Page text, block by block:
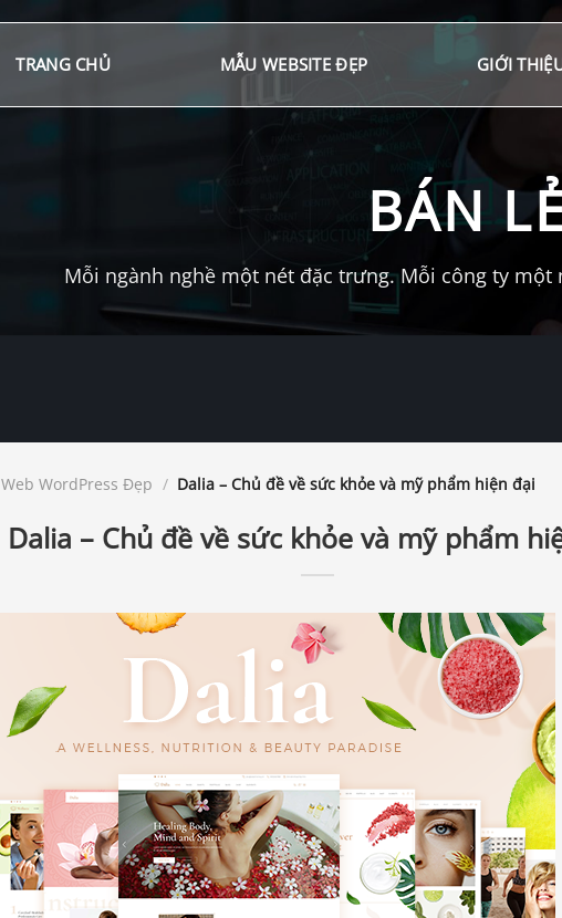
TRANG CHỦ MẪU WEBSITE ĐẸP GIỚI
BÁN
Mỗi ngành nghề một nét đặc trưng. Mỗi công ty
Web WordPress Đẹp / Dalia – Chủ đề về sức khỏe và mỹ phẩm hiện đại
Dalia – Chủ đề về sức khỏe và mỹ phẩm